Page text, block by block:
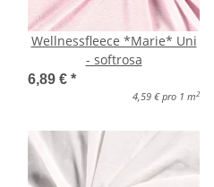
Wellnessfleece *Marie* Uni
- softrosa
6,89 € *
4,59 € pro 1 m 2